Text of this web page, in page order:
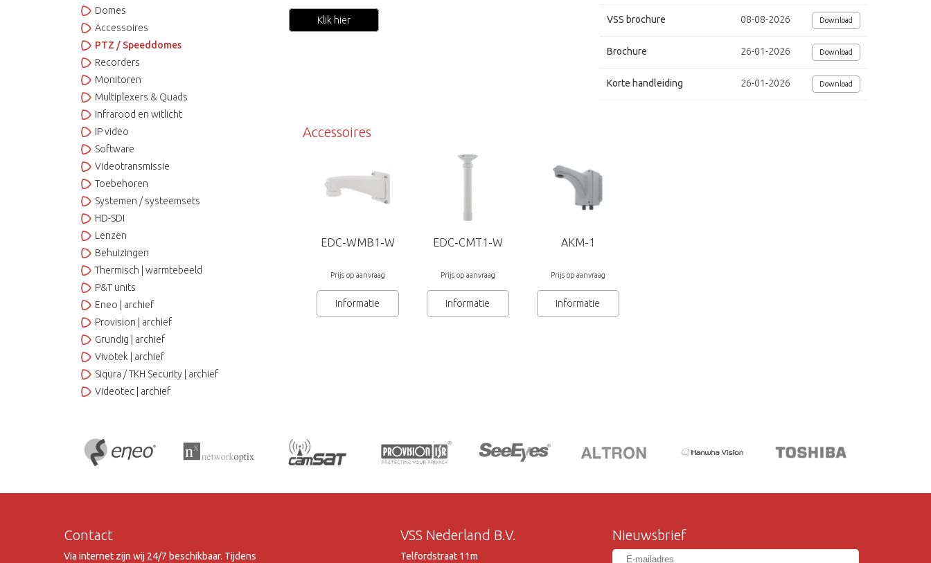
Domes
Accessoires
PTZ / Speeddomes
Recorders
Monitoren
Multiplexers & Quads
Infrarood en witlicht
IP video
Software
Videotransmissie
Toebehoren
Systemen / systeemsets
HD-SDI
Lenzen
Behuizingen
Thermisch | warmtebeeld
P&T units
Eneo | archief
Provision | archief
Grundig | archief
Vivotek | archief
Siqura / TKH Security | archief
Videotec | archief
Klik hier Micro SDHC/ SDXC-geheugenkaartslot
VCA, personen herkennen, objecten tellen met richting, indringen,
VSS brochure 08-08-2026 Download
Brochure 26-01-2026 Download
Korte handleiding 26-01-2026 Download
Accessoires
EDC-WMB1-W
Prijs op aanvraag
Informatie
EDC-CMT1-W
Prijs op aanvraag
Informatie
AKM-1
Prijs op aanvraag
Informatie
Contact
Via internet zijn wij 24/7 beschikbaar. Tijdens
VSS Nederland B.V.
Telfordstraat 11m
Nieuwsbrief